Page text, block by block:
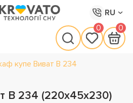
RU
0 0
купе Виват В 234
В 234 (220х45х230)